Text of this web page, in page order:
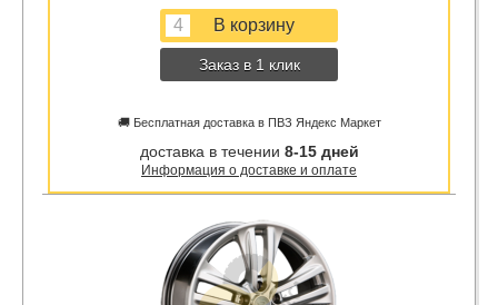
Заказ в 1 клик
🚚 Бесплатная доставка в ПВЗ Яндекс Маркет
доставка в течении 8-15 дней
Информация о доставке и оплате